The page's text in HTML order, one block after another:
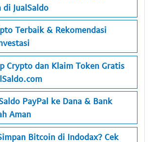
di JualSaldo
Terbaik & Rekomendasi
Crypto dan Klaim Token Gratis
PayPal ke Dana & Bank
Aman
Bitcoin di Indodax? Cek